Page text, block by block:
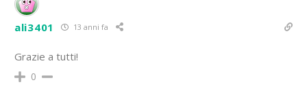
ali3401 13 anni fa
Grazie a tutti!
0